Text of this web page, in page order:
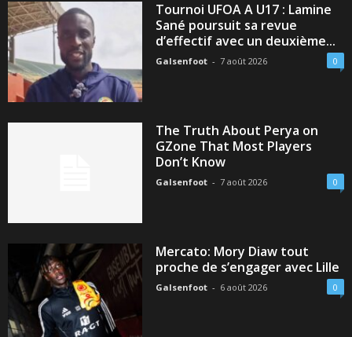
Tournoi UFOA A U17 : Lamine
Sané poursuit sa revue
d’effectif avec un deuxième...
Galsenfoot - 7 août 2026 0
The Truth About Perya on
GZone That Most Players
Don’t Know
Galsenfoot - 7 août 2026 0
Mercato: Mory Diaw tout
proche de s’engager avec Lille
Galsenfoot - 6 août 2026 0